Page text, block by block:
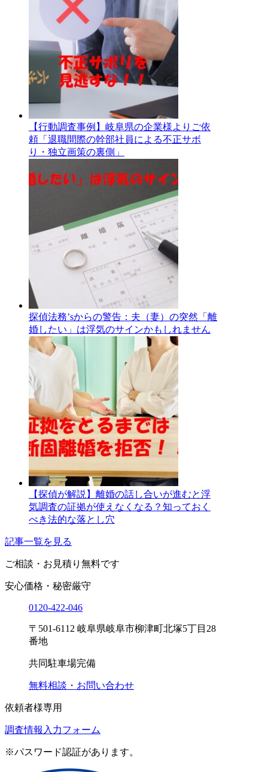
【行動調査事例】岐阜県の企業様よりご依
頼「退職間際の幹部社員による不正サボ
り・独立画策の裏側」
探偵法務’sからの警告：夫（妻）の突然「離
婚したい」は浮気のサインかもしれません
【探偵が解説】離婚の話し合いが進むと浮
気調査の証拠が使えなくなる？知っておく
べき法的な落とし穴
記事一覧を見る
ご相談・お見積り 無料です
安心価格・秘密厳守
0120-422-046
〒501-6112 岐阜県岐阜市柳津町北塚5丁目28
番地
共同駐車場完備
無料相談・お問い合わせ
依頼者様専用
調査情報入力フォーム
※パスワード認証があります。